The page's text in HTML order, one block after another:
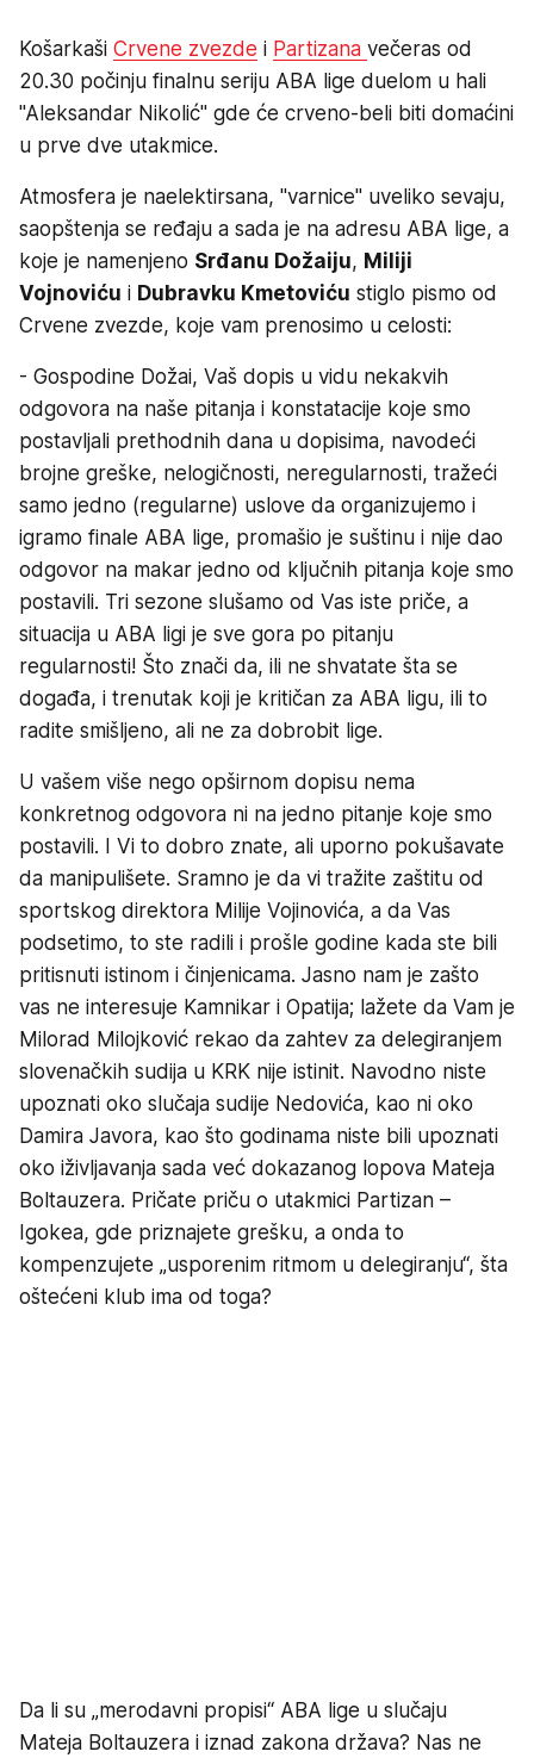
Košarkaši Crvene zvezde i Partizana večeras od
20.30 počinju finalnu seriju ABA lige duelom u hali
"Aleksandar Nikolić" gde će crveno-beli biti domaćini
u prve dve utakmice.
Atmosfera je naelektirsana, "varnice" uveliko sevaju,
saopštenja se ređaju a sada je na adresu ABA lige, a
koje je namenjeno Srđanu Dožaiju, Miliji
Vojnoviću i Dubravku Kmetoviću stiglo pismo od
Crvene zvezde, koje vam prenosimo u celosti:
- Gospodine Dožai, Vaš dopis u vidu nekakvih
odgovora na naše pitanja i konstatacije koje smo
postavljali prethodnih dana u dopisima, navodeći
brojne greške, nelogičnosti, neregularnosti, tražeći
samo jedno (regularne) uslove da organizujemo i
igramo finale ABA lige, promašio je suštinu i nije dao
odgovor na makar jedno od ključnih pitanja koje smo
postavili. Tri sezone slušamo od Vas iste priče, a
situacija u ABA ligi je sve gora po pitanju
regularnosti! Što znači da, ili ne shvatate šta se
događa, i trenutak koji je kritičan za ABA ligu, ili to
radite smišljeno, ali ne za dobrobit lige.
U vašem više nego opširnom dopisu nema
konkretnog odgovora ni na jedno pitanje koje smo
postavili. I Vi to dobro znate, ali uporno pokušavate
da manipulišete. Sramno je da vi tražite zaštitu od
sportskog direktora Milije Vojinovića, a da Vas
podsetimo, to ste radili i prošle godine kada ste bili
pritisnuti istinom i činjenicama. Jasno nam je zašto
vas ne interesuje Kamnikar i Opatija; lažete da Vam je
Milorad Milojković rekao da zahtev za delegiranjem
slovenačkih sudija u KRK nije istinit. Navodno niste
upoznati oko slučaja sudije Nedovića, kao ni oko
Damira Javora, kao što godinama niste bili upoznati
oko iživljavanja sada već dokazanog lopova Mateja
Boltauzera. Pričate priču o utakmici Partizan –
Igokea, gde priznajete grešku, a onda to
kompenzujete „usporenim ritmom u delegiranju“, šta
oštećeni klub ima od toga?
Da li su „merodavni propisi“ ABA lige u slučaju
Mateja Boltauzera i iznad zakona država? Nas ne